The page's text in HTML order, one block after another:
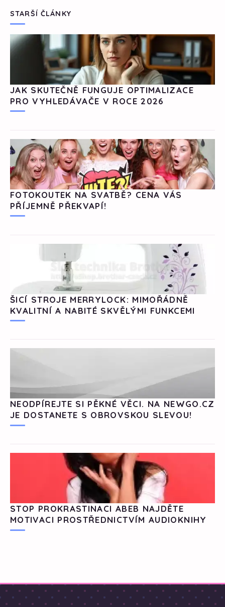
STARŠÍ ČLÁNKY
JAK SKUTEČNĚ FUNGUJE OPTIMALIZACE
PRO VYHLEDÁVAČE V ROCE 2026
FOTOKOUTEK NA SVATBĚ? CENA VÁS
PŘÍJEMNĚ PŘEKVAPÍ!
ŠICÍ STROJE MERRYLOCK: MIMOŘÁDNĚ
KVALITNÍ A NABITÉ SKVĚLÝMI FUNKCEMI
NEODPÍREJTE SI PĚKNÉ VĚCI. NA NEWGO.CZ
JE DOSTANETE S OBROVSKOU SLEVOU!
STOP PROKRASTINACI ABEB NAJDĚTE
MOTIVACI PROSTŘEDNICTVÍM AUDIOKNIHY